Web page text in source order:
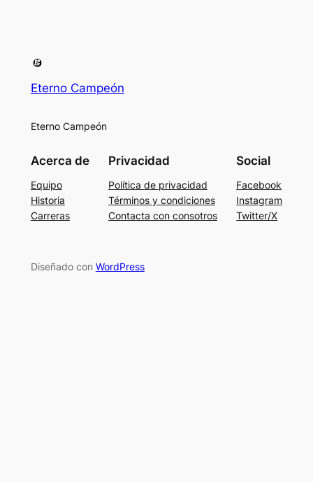
Eterno Campeón
Eterno Campeón
Acerca de
Equipo
Historia
Carreras
Privacidad
Política de privacidad
Términos y condiciones
Contacta con consotros
Social
Facebook
Instagram
Twitter/X
Diseñado con WordPress